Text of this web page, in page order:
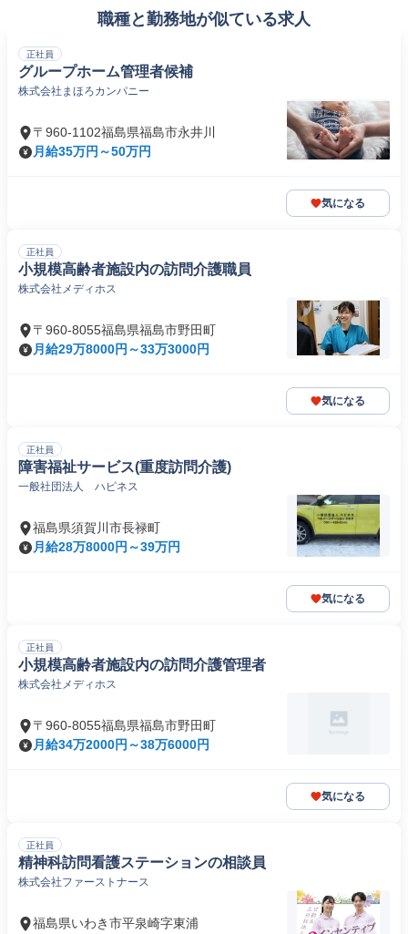
職種と勤務地が似ている求人
正社員
グループホーム管理者候補
株式会社まほろカンパニー
〒960-1102福島県福島市永井川
月給35万円～50万円
気になる
正社員
小規模高齢者施設内の訪問介護職員
株式会社メディホス
〒960-8055福島県福島市野田町
月給29万8000円～33万3000円
気になる
正社員
障害福祉サービス(重度訪問介護)
一般社団法人 ハピネス
福島県須賀川市長禄町
月給28万8000円～39万円
気になる
正社員
小規模高齢者施設内の訪問介護管理者
株式会社メディホス
〒960-8055福島県福島市野田町
月給34万2000円～38万6000円
気になる
正社員
精神科訪問看護ステーションの相談員
株式会社ファーストナース
福島県いわき市平泉崎字東浦